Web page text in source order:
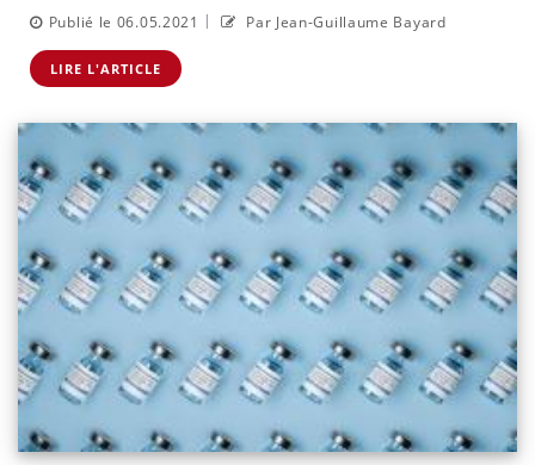
Publié le 06.05.2021 | Par Jean-Guillaume Bayard
LIRE L'ARTICLE